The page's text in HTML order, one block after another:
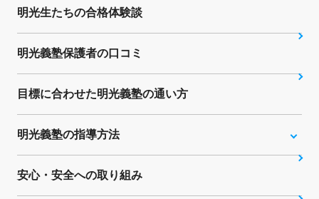
明光生たちの合格体験談
明光義塾保護者の口コミ
目標に合わせた明光義塾の通い方
明光義塾の指導方法
安心・安全への取り組み